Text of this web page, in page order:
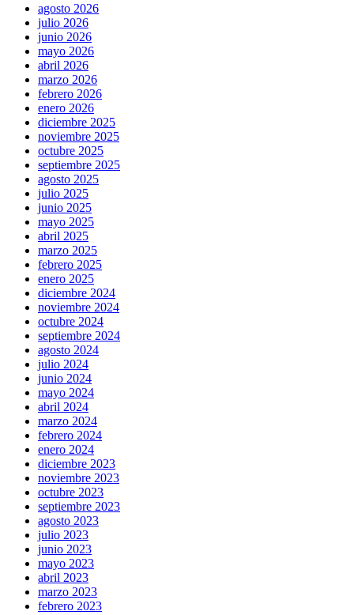
agosto 2026
julio 2026
junio 2026
mayo 2026
abril 2026
marzo 2026
febrero 2026
enero 2026
diciembre 2025
noviembre 2025
octubre 2025
septiembre 2025
agosto 2025
julio 2025
junio 2025
mayo 2025
abril 2025
marzo 2025
febrero 2025
enero 2025
diciembre 2024
noviembre 2024
octubre 2024
septiembre 2024
agosto 2024
julio 2024
junio 2024
mayo 2024
abril 2024
marzo 2024
febrero 2024
enero 2024
diciembre 2023
noviembre 2023
octubre 2023
septiembre 2023
agosto 2023
julio 2023
junio 2023
mayo 2023
abril 2023
marzo 2023
febrero 2023